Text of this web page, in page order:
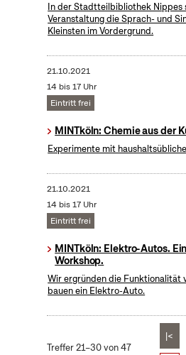
In der Stadtteilbibliothek Nippes
Veranstaltung die Sprach- und
Kleinsten im Vordergrund.
21.10.2021
14 bis 17 Uhr
Eintritt frei
MINTköln: Chemie aus der
Experimente mit
21.10.2021
14 bis 17 Uhr
Eintritt frei
MINTköln: Elektro-Autos.
Workshop.
Wir ergründen die Funktionalität
bauen ein Elektro-Auto.
Treffer 21–30 von 47
|<